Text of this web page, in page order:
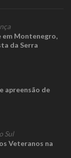
em Montenegro,
da Serra
apreensão de
Sul
Veteranos na